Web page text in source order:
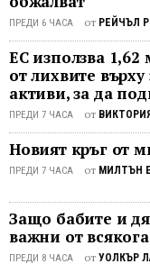
ПРЕДИ 6 ЧАСА от РЕЙЧЪЛ
ЕС използва
от лихвите
активи, за да
ПРЕДИ 7 ЧАСА от
Новият кръг от
ПРЕДИ 7 ЧАСА от МИЛТЪН
Защо бабите и
важни от всякога
ПРЕДИ 8 ЧАСА от УОЛКЪР